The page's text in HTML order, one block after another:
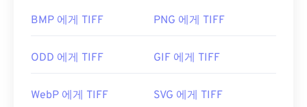
TIFF 파일을 여는 데 가장 많이 사용되는 프로그램은
Preview입니다. 무료로 사용할 수 있는 독립 프로그
램으로는 XnView MP
가 있습니다. TIFF 파일을 여는
램을 사용할 수도 있습니다.
BMP 에게 TIFF PNG 에게 TIFF
ODD 에게 TIFF GIF 에게 TIFF
WebP 에게 TIFF SVG 에게 TIFF